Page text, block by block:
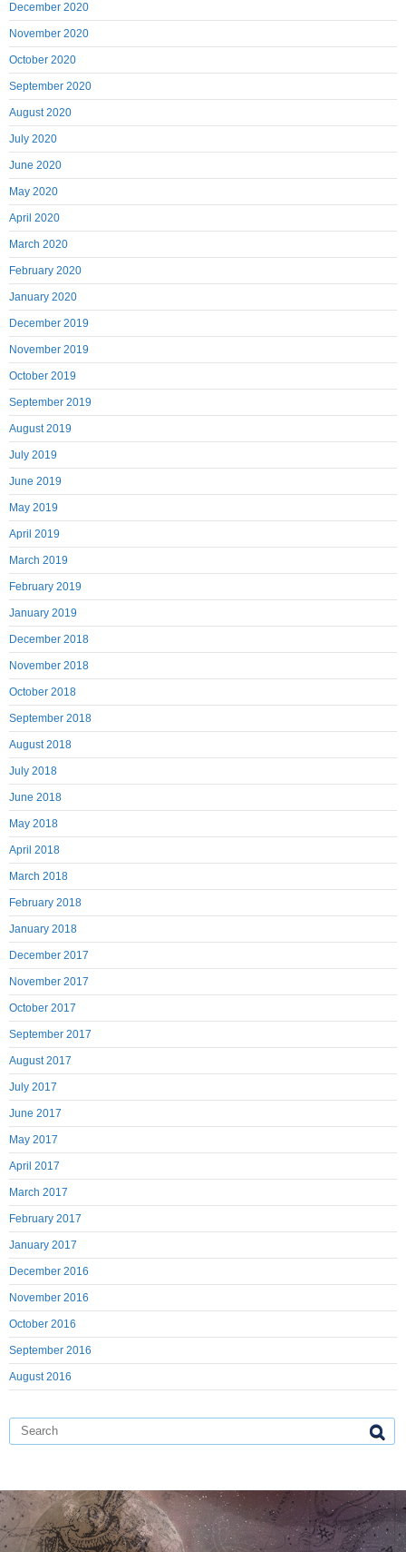
December 2020
November 2020
October 2020
September 2020
August 2020
July 2020
June 2020
May 2020
April 2020
March 2020
February 2020
January 2020
December 2019
November 2019
October 2019
September 2019
August 2019
July 2019
June 2019
May 2019
April 2019
March 2019
February 2019
January 2019
December 2018
November 2018
October 2018
September 2018
August 2018
July 2018
June 2018
May 2018
April 2018
March 2018
February 2018
January 2018
December 2017
November 2017
October 2017
September 2017
August 2017
July 2017
June 2017
May 2017
April 2017
March 2017
February 2017
January 2017
December 2016
November 2016
October 2016
September 2016
August 2016